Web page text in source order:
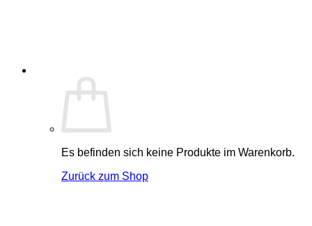
Es befinden sich keine Produkte im Warenkorb.
Zurück zum Shop